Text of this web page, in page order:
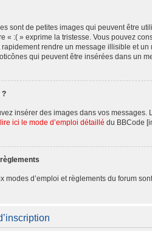
sont de petites images qui peuvent être
« :( » exprime la tristesse. Vous pouvez
rendre un message illisible et
qui peuvent être insérées dans un
?
insérer des images dans vos messages.
lire ici le mode d’emploi détaillé du BBCode
modes d’emploi et règlements du forum